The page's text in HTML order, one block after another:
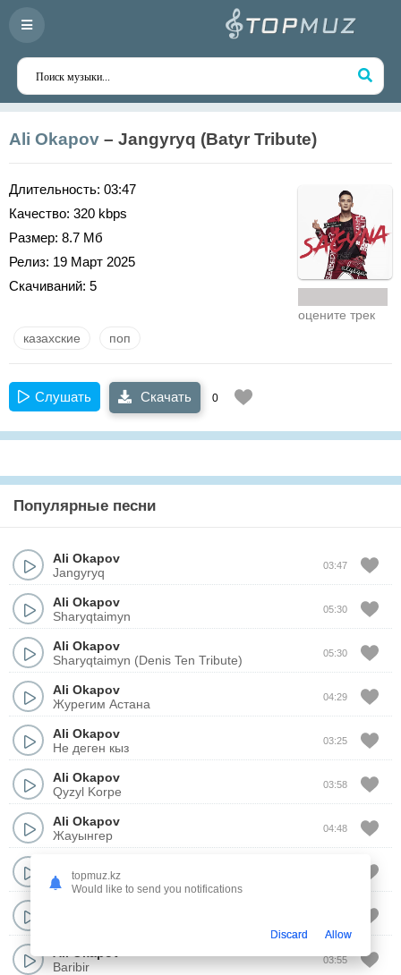
Ali Okapov – Jangyryq (Batyr Tribute)
Длительность: 03:47
Качество: 320 kbps
Размер: 8.7 Мб
Релиз: 19 Март 2025
Скачиваний: 5
оцените трек
казахские поп
Слушать Скачать 0
Популярные песни
Ali Okapov
Jangyryq
03:47
Ali Okapov
Sharyqtaimyn
05:30
Ali Okapov
Sharyqtaimyn (Denis Ten Tribute)
05:30
Ali Okapov
Журегим Астана
04:29
Ali Okapov
Не деген кыз
03:25
Ali Okapov
Qyzyl Korpe
03:58
Ali Okapov
Жауынгер
04:48
Посвящение отцу
Baribir
03:55
topmuz.kz
Would like to send you notifications
Discard Allow